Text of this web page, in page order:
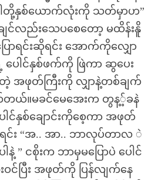
ါတို့နှစ်ယောက်လုံးကို သတ်မှာဟ”
ျင်လည်းသေပစေတော့ မထိန်းနိူ
ောရင်းဆိုရင်း အောက်ကိုလျှော
ပေါင်နှစ်ဖက်ကို ဖြဲကာ ဆွပေး
အဖုတ်ကြီးကို လျှာနဲ့တစ်ချက်
တယ်။မခင်မေအေးက တွန့့်ခနဲ
ေါင်နှစ်ချောင်းကိုစေ့ကာ အဖုတ်
င်း “အ.. အာ.. ဘာလုပ်တာလ
နဲ့ ” ငစိုးက ဘာမှမပြောပဲ ပေါင်
းဝင်ပြီး အဖုတ်ကို ပြန်လျက်နေ